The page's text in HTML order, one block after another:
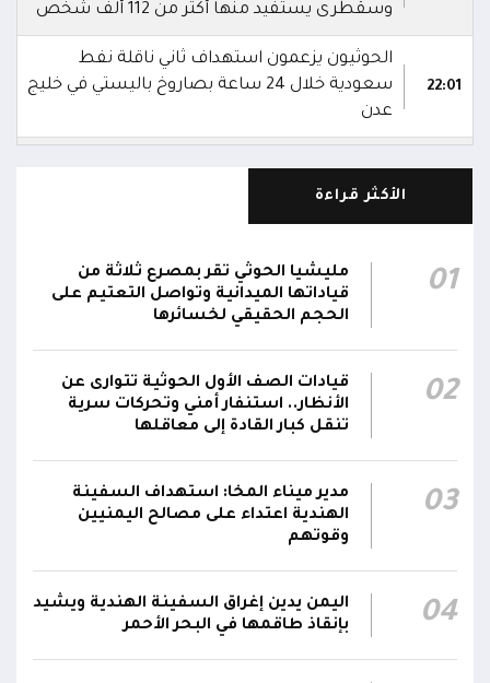
وسقطرى يستفيد منها أكثر من 112 ألف شخص
22:01
الحوثيون يزعمون استهداف ثاني ناقلة نفط
سعودية خلال 24 ساعة بصاروخ باليستي في خليج
عدن
الانتهاء وإمدادات الغاز ستعود تدريجياً لتغطية
رئيس مجلس القيادة يُصدر قراراً بتعيين يحيى
محمد كزمان وكيلاً لقطاع الأمن الداخلي، وأحمد
سعد السقطري وكيلاً لقطاع الأمن الخارجي؛ في
رئيس مجلس القيادة يعين اللواء الركن طيار
عبدالعزيز سعيد المحيا قائداً للقوات الجوية والدفاع
الجوي.. ويُعين العميد ناشر منصور باجري رئيساً
قرارات رئاسية بتعيين أحمد سعيد بن بريك وراشد
ناصر الجند مستشارين لرئيس مجلس القيادة
الرئاسي وترقيتهما إلى رتبة فريق
الأكثر قراءة
01
مليشيا الحوثي تقر بمصرع ثلاثة من
قياداتها الميدانية وتواصل التعتيم على
الحجم الحقيقي لخسائرها
02
قيادات الصف الأول الحوثية تتوارى عن
الأنظار.. استنفار أمني وتحركات سرية
تنقل كبار القادة إلى معاقلها
03
مدير ميناء المخا: استهداف السفينة
الهندية اعتداء على مصالح اليمنيين
وقوتهم
04
اليمن يدين إغراق السفينة الهندية ويشيد
بإنقاذ طاقمها في البحر الأحمر